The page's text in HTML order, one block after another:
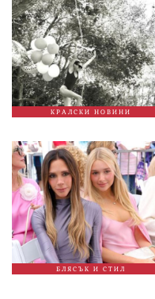
КРАЛСКИ НОВИНИ
БЛЯСЪК И СТИЛ